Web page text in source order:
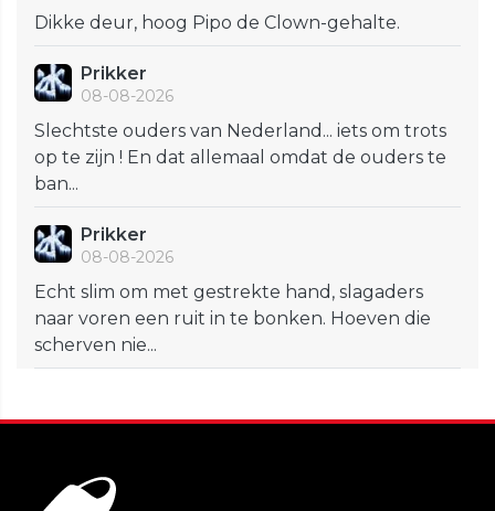
Dikke deur, hoog Pipo de Clown-gehalte.
Prikker
08-08-2026
Slechtste ouders van Nederland... iets om trots
op te zijn ! En dat allemaal omdat de ouders te
ban...
Prikker
08-08-2026
Echt slim om met gestrekte hand, slagaders
naar voren een ruit in te bonken. Hoeven die
scherven nie...